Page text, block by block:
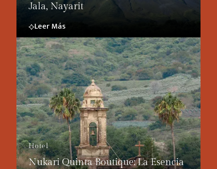
Jala, Nayarit
Leer Más
Hotel
Nukari Quinta Boutique: La Esencia